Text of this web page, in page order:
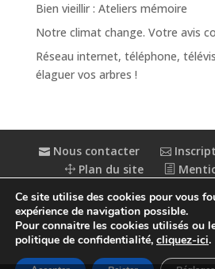
Bien vieillir : Ateliers mémoire
Notre climat change. Votre avis
Réseau internet, téléphone,
élaguer vos arbres !
Nous contacter
Plan du site
Accessibilité :
Ce site utilise des cookies pour vous
expérience de navigation possible.
Pour connaitre les cookies utilisés ou
politique de confidentialité, cliquez-ici.